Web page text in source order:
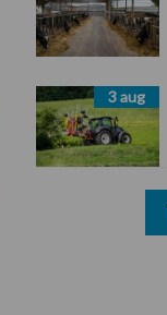
3 aug